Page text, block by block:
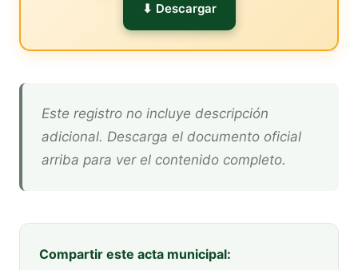
⬇ Descargar
Este registro no incluye descripción
adicional. Descarga el documento oficial
arriba para ver el contenido completo.
Compartir este acta municipal: